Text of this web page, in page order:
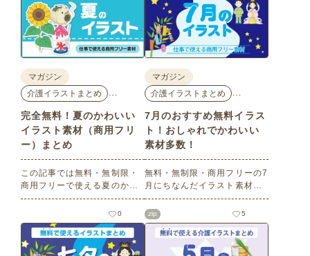
マガジン
介護イラストまとめ
完全無料！夏のかわいい
イラスト素材（商用フリ
ー）まとめ
この記事では無料・無制限・
商用フリーで使える夏のかわ
いいイラスト素材を多数ご紹
介いたします。夏の花である
ひまわりや朝顔、夏祭り、花
火、七夕など夏ならではのか
わいいイラストをご用意！ポ
0
マガジン
介護イラストまとめ
7月のおすすめ無料イラス
ト！おしゃれでかわいい
素材多数！
無料・無制限・商用フリーの7
月にちなんだイラスト素材を
多数ご紹介します。どれも印
刷に適した解像度で、点数制
限なしで自由に使える素材ば
かり♪どなたでもご利用いただ
けます！ぜひご活用くださ
zip 5